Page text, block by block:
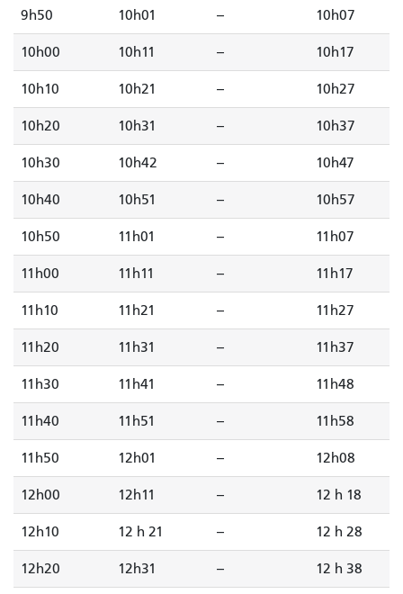
9h50 10h01 -- 10h07
10h00 10h11 -- 10h17
10h10 10h21 -- 10h27
10h20 10h31 -- 10h37
10h30 10h42 -- 10h47
10h40 10h51 -- 10h57
10h50 11h01 -- 11h07
11h00 11h11 -- 11h17
11h10 11h21 -- 11h27
11h20 11h31 -- 11h37
11h30 11h41 -- 11h48
11h40 11h51 -- 11h58
11h50 12h01 -- 12h08
12h00 12h11 -- 12 h 18
12h10 12 h 21 -- 12 h 28
12h20 12h31 -- 12 h 38